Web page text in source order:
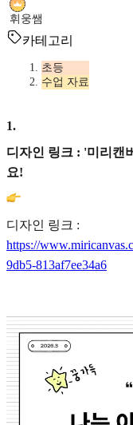
휘웅쌤
카테고리
초등
수업 자료
1.
디자인 링크 : '미리캔
요!
디자인 링크 :
https://
9db5-813af7ee34a6